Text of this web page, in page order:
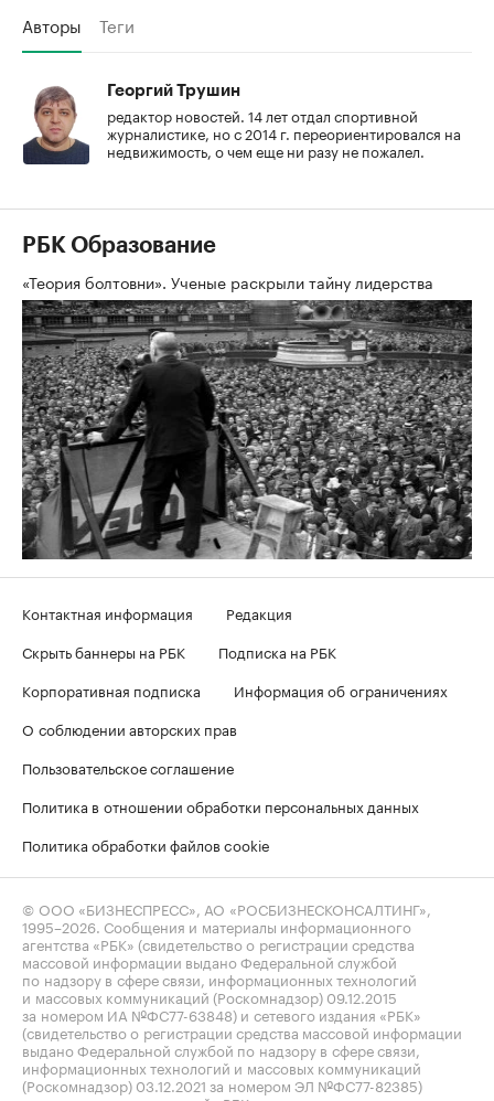
Авторы Теги
Георгий Трушин
редактор новостей. 14 лет отдал спортивной
журналистике, но с 2014 г. переориентировался на
недвижимость, о чем еще ни разу не пожалел.
РБК Образование
«Теория болтовни». Ученые раскрыли тайну лидерства
Контактная информация
Редакция
Скрыть баннеры на РБК
Подписка на РБК
Корпоративная подписка
Информация об ограничениях
О соблюдении авторских прав
Пользовательское соглашение
Политика в отношении обработки персональных данных
Политика обработки файлов cookie
© ООО «БИЗНЕСПРЕСС», АО «РОСБИЗНЕСКОНСАЛТИНГ»,
1995–2026. Сообщения и материалы информационного
агентства «РБК» (свидетельство о регистрации средства
массовой информации выдано Федеральной службой
по надзору в сфере связи, информационных технологий
и массовых коммуникаций (Роскомнадзор) 09.12.2015
за номером ИА №ФС77-63848) и сетевого издания «РБК»
(свидетельство о регистрации средства массовой информации
выдано Федеральной службой по надзору в сфере связи,
информационных технологий и массовых коммуникаций
(Роскомнадзор) 03.12.2021 за номером ЭЛ №ФС77-82385)